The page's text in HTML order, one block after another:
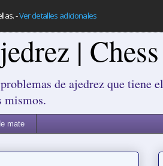
-Ver detalles adicionales
|
de ajedrez que tiene
mismos.
mate